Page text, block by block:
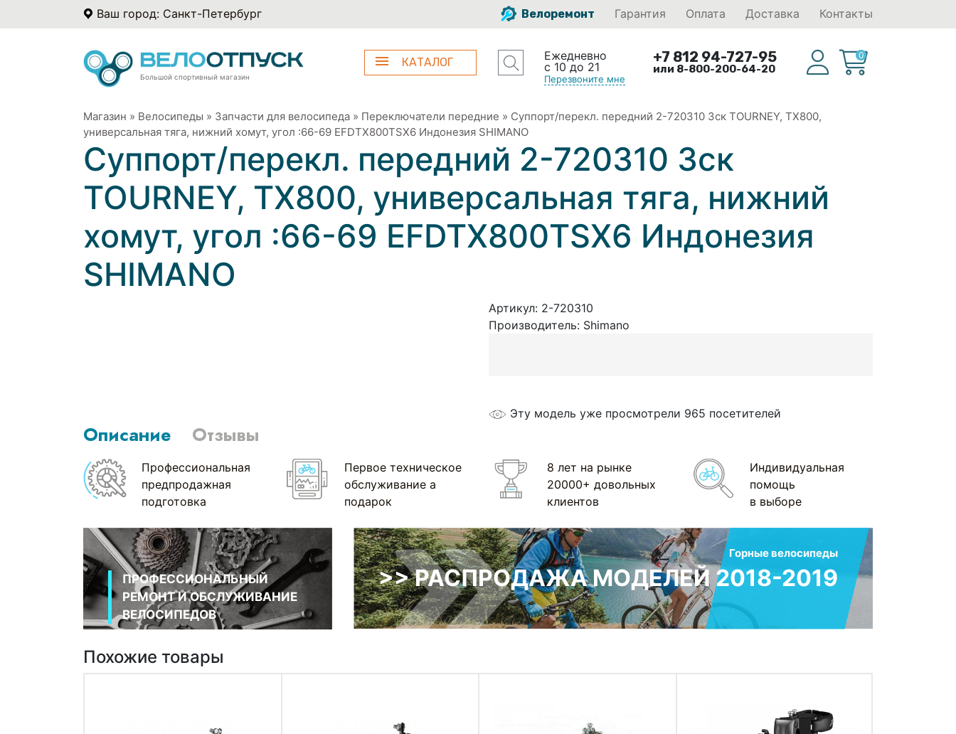
Ваш город: Санкт-Петербург Велоремонт Гарантия Оплата Доставка Контакты
Большой спортивный магазин
КАТАЛОГ
Ежедневно
с 10 до 21
Перезвоните мне
+7 812 94-727-95
или 8-800-200-64-20
0
Магазин » Велосипеды » Запчасти для велосипеда » Переключатели передние » Суппорт/перекл. передний 2-720310 3ск TOURNEY, TX800,
универсальная тяга, нижний хомут, угол :66-69 EFDTX800TSX6 Индонезия SHIMANO
Суппорт/перекл. передний 2-720310 3ск
TOURNEY, TX800, универсальная тяга, нижний
хомут, угол :66-69 EFDTX800TSX6 Индонезия
SHIMANO
Артикул: 2-720310
Производитель: Shimano
Эту модель уже просмотрели 965 посетителей
Описание Отзывы
Профессиональная
предпродажная
подготовка
Первое техническое
обслуживание а
подарок
8 лет на рынке
20000+ довольных
клиентов
Индивидуальная
помощь
в выборе
ПРОФЕССИОНАЛЬНЫЙ
РЕМОНТ И ОБСЛУЖИВАНИЕ
ВЕЛОСИПЕДОВ
Горные велосипеды
>> РАСПРОДАЖА МОДЕЛЕЙ 2018-2019
Похожие товары